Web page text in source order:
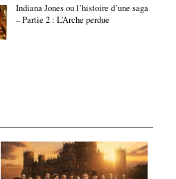
Indiana Jones ou l’histoire d’une saga
– Partie 2 : L’Arche perdue